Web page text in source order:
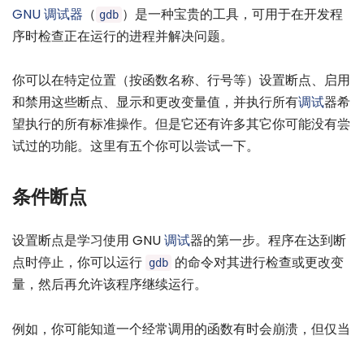
GNU 调试器 （ gdb ）是一种宝贵的工具，可用于在开发程
序时检查正在运行的进程并解决问题。
你可以在特定位置（按函数名称、行号等）设置断点、启用
和禁用这些断点、显示和更改变量值，并执行所有调试器希
望执行的所有标准操作。但是它还有许多其它你可能没有尝
试过的功能。这里有五个你可以尝试一下。
条件断点
设置断点是学习使用 GNU调试器的第一步。程序在达到断
点时停止，你可以运行 gdb 的命令对其进行检查或更改变
量，然后再允许该程序继续运行。
例如，你可能知道一个经常调用的函数有时会崩溃，但仅当